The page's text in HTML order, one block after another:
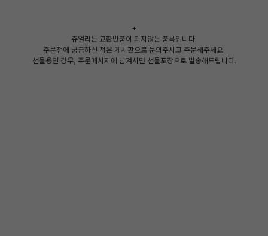
+
쥬얼리는 교환반품이 되지않는 품목입니다.
주문전에 궁금하신 점은 게시판으로 문의주시고 주문해주세요.
선물용인 경우, 주문메시지에 남겨시면 선물포장으로 발송해드립니다.